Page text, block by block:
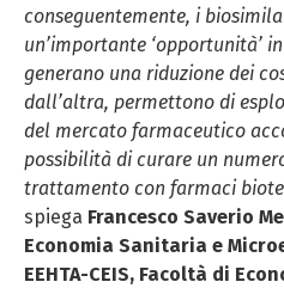
conseguentemente, i
un’importante ‘opportunità’
generano una riduzione dei
dall’altra, permettono di
del mercato farmaceutico
possibilità di curare un
trattamento con farmaci
spiega Francesco Saverio
Economia Sanitaria e
EEHTA-CEIS, Facoltà di